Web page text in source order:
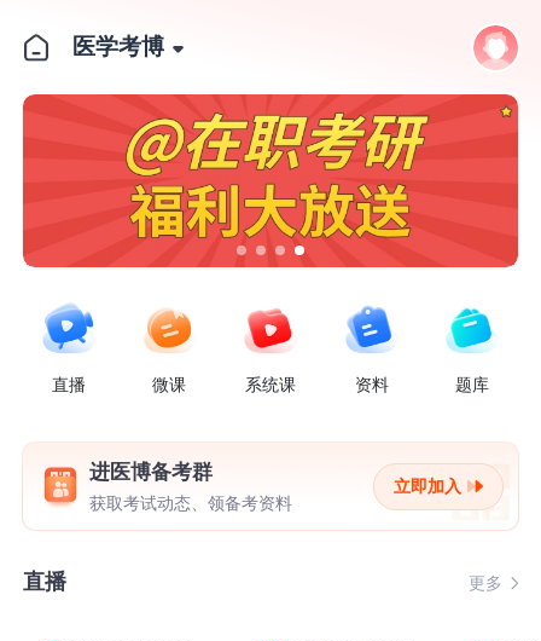
医学考博
直播 微课 系统课 资料 题库
进医博备考群
获取考试动态、领备考资料
立即加入
直播 更多